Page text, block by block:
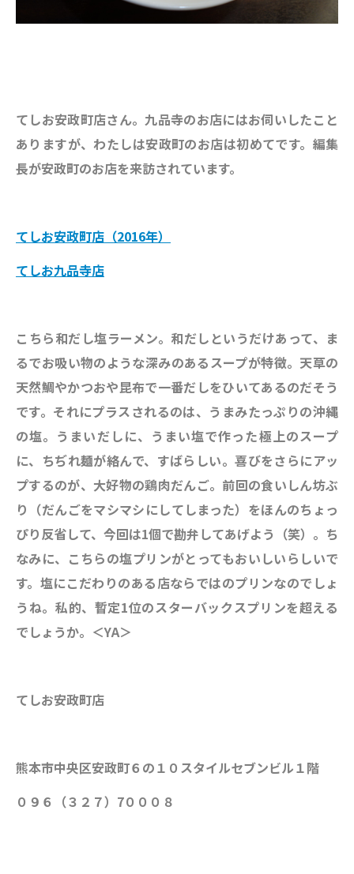
てしお安政町店さん。九品寺のお店にはお伺いしたこと
ありますが、わたしは安政町のお店は初めてです。編集
長が安政町のお店を来訪されています。
てしお安政町店（2016年）
てしお九品寺店
こちら和だし塩ラーメン。和だしというだけあって、ま
るでお吸い物のような深みのあるスープが特徴。天草の
天然鯛やかつおや昆布で一番だしをひいてあるのだそう
です。それにプラスされるのは、うまみたっぷりの沖縄
の塩。うまいだしに、うまい塩で作った極上のスープ
に、ちぢれ麺が絡んで、すばらしい。喜びをさらにアッ
プするのが、大好物の鶏肉だんご。前回の食いしん坊ぶ
り（だんごをマシマシにしてしまった）をほんのちょっ
ぴり反省して、今回は1個で勘弁してあげよう（笑）。ち
なみに、こちらの塩プリンがとってもおいしいらしいで
す。塩にこだわりのある店ならではのプリンなのでしょ
うね。私的、暫定1位のスターバックスプリンを超える
でしょうか。＜YA＞
てしお安政町店
熊本市中央区安政町６の１０スタイルセブンビル１階
０９６（３２７）7０００８